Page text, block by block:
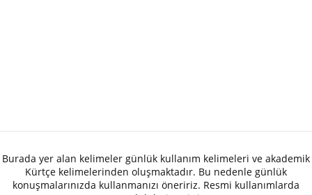
Burada yer alan kelimeler günlük kullanım kelimeleri ve akademik
Kürtçe kelimelerinden oluşmaktadır. Bu nedenle günlük
konuşmalarınızda kullanmanızı öneririz. Resmi kullanımlarda